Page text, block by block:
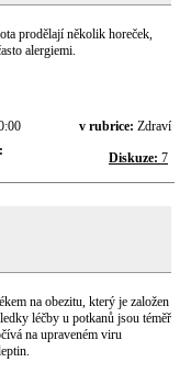
prodělají několik horeček,
alergiemi.
v rubrice: Zdraví
Diskuze: 7
na obezitu, který je založen
léčby u potkanů jsou téměř
na upraveném viru